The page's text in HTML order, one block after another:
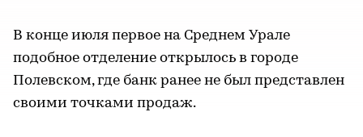
В конце июля первое на Среднем Урале
подобное отделение открылось в городе
Полевском, где банк ранее не был представлен
своими точками продаж.